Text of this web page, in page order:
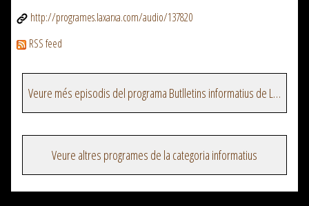
http://programes.laxarxa.com/audio/137820
RSS feed
Veure més episodis del programa Butlletins informatius de La Xarxa
Veure altres programes de la categoria informatius